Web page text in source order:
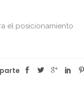
el posicionamiento